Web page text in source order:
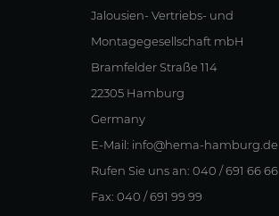
Jalousien- Vertriebs- und
Montagegesellschaft mbH
Bramfelder Straße 114
22305 Hamburg
Germany
E-Mail: info@hema-hamburg.de
Rufen Sie uns an: 040 / 691 66 66
Fax: 040 / 691 99 99